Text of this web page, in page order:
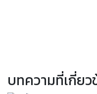
บทความที่เกี่ยว